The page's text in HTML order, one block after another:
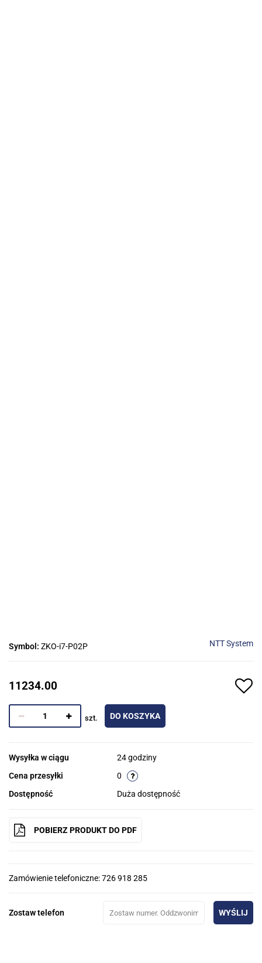
Symbol: ZKO-i7-P02P NTT System
11234.00
szt. DO KOSZYKA
Wysyłka w ciągu
24 godziny
Cena przesyłki
0
Dostępność
Duża dostępność
POBIERZ PRODUKT DO PDF
Zamówienie telefoniczne: 726 918 285
Zostaw telefon WYŚLIJ